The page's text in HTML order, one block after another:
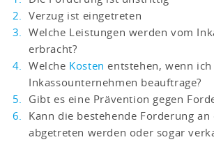
Verzug ist eingetreten
Welche Leistungen werden vom
erbracht?
Welche Kosten entstehen, wenn ich
Inkassounternehmen beauftrage?
Gibt es eine Prävention gegen
Kann die bestehende Forderung
abgetreten werden oder sogar